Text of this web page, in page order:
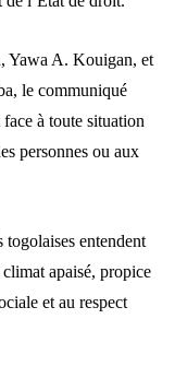
Yawa A. Kouigan, et
le communiqué
à toute situation
personnes ou aux
entendent
apaisé, propice
et au respect